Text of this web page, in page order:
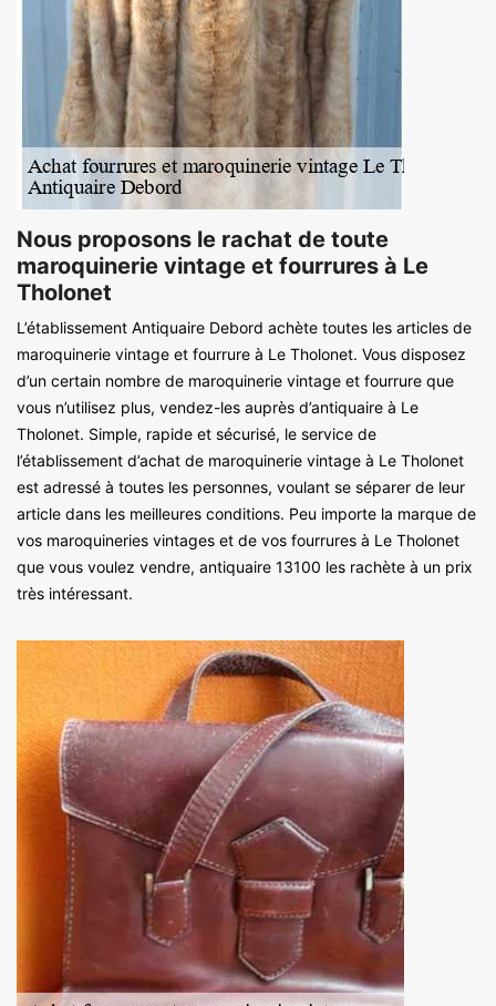
Nous proposons le rachat de toute
maroquinerie vintage et fourrures à Le
Tholonet
L’établissement Antiquaire Debord achète toutes les articles de
maroquinerie vintage et fourrure à Le Tholonet. Vous disposez
d’un certain nombre de maroquinerie vintage et fourrure que
vous n’utilisez plus, vendez-les auprès d’antiquaire à Le
Tholonet. Simple, rapide et sécurisé, le service de
l’établissement d’achat de maroquinerie vintage à Le Tholonet
est adressé à toutes les personnes, voulant se séparer de leur
article dans les meilleures conditions. Peu importe la marque de
vos maroquineries vintages et de vos fourrures à Le Tholonet
que vous voulez vendre, antiquaire 13100 les rachète à un prix
très intéressant.